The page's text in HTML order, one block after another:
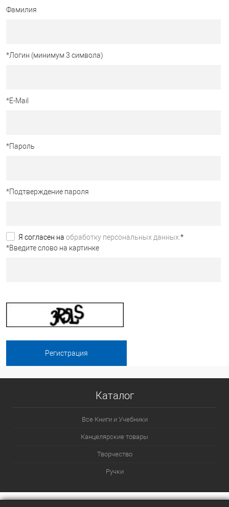
Фамилия
*Логин (минимум 3 символа)
*E-Mail
*Пароль
*Подтверждение пароля
Я согласен на обработку персональных данных. *
*Введите слово на картинке
Каталог
Все Книги и Учебники
Канцелярские товары
Творчество
Ручки